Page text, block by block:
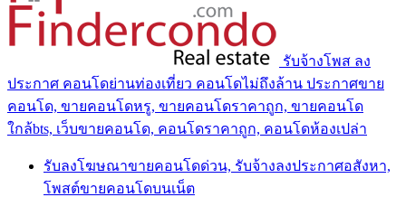
รับจ้างโพส ลง
ประกาศ คอนโดย่านท่องเที่ยว คอนโดไม่ถึงล้าน ประกาศขาย
คอนโด, ขายคอนโดหรู, ขายคอนโดราคาถูก, ขายคอนโด
ใกล้bts, เว็บขายคอนโด, คอนโดราคาถูก, คอนโดห้องเปล่า
รับลงโฆษณาขายคอนโดด่วน, รับจ้างลงประกาศอสังหา,
โพสต์ขายคอนโดบนเน็ต